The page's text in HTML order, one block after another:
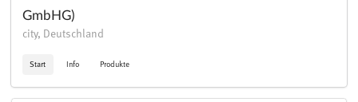
GmbHG)
city, Deutschland
Start Info Produkte